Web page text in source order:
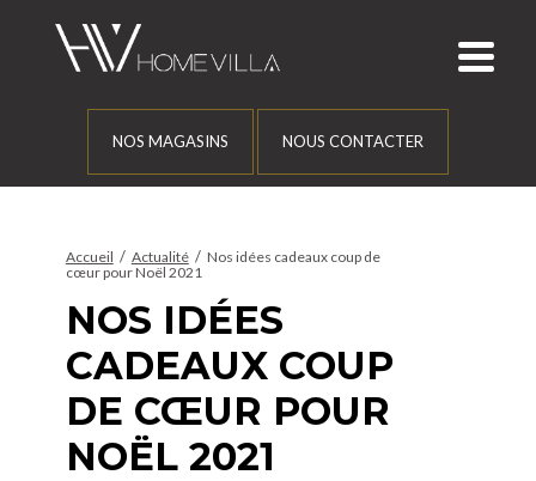
NOS MAGASINS NOUS CONTACTER
Accueil / Actualité / Nos idées cadeaux coup de
cœur pour Noël 2021
NOS IDÉES
CADEAUX COUP
DE CŒUR POUR
NOËL 2021